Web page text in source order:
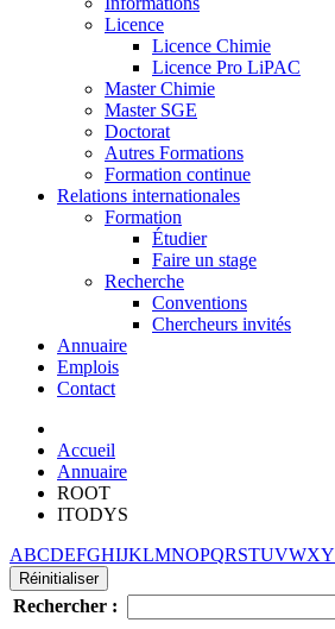
Licence
Licence Chimie
Licence Pro LiPAC
Master Chimie
Master SGE
Doctorat
Autres Formations
Formation continue
Relations internationales
Formation
Étudier
Faire un stage
Recherche
Conventions
Chercheurs invités
Annuaire
Emplois
Contact
Accueil
Annuaire
ROOT
ITODYS
ABCDEFGHIJKLMNOPQRSTUVWXY
Rechercher :